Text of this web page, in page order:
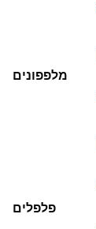
מלפפונים
פלפלים